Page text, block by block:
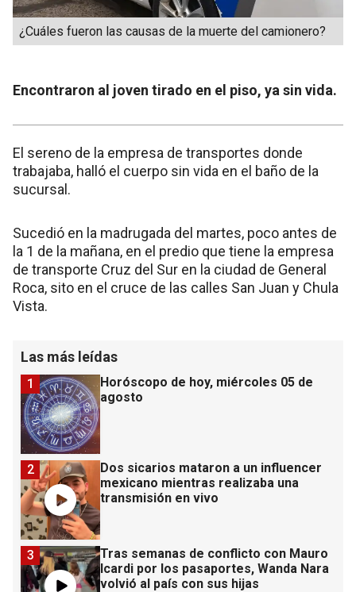
¿Cuáles fueron las causas de la muerte del camionero?
Encontraron al joven tirado en el piso, ya sin vida.
El sereno de la empresa de transportes donde
trabajaba, halló el cuerpo sin vida en el baño de la
sucursal.
Sucedió en la madrugada del martes, poco antes de
la 1 de la mañana, en el predio que tiene la empresa
de transporte Cruz del Sur en la ciudad de General
Roca, sito en el cruce de las calles San Juan y Chula
Vista.
Las más leídas
Horóscopo de hoy, miércoles 05 de
agosto
1
Dos sicarios mataron a un influencer
mexicano mientras realizaba una
transmisión en vivo
2
Tras semanas de conflicto con Mauro
Icardi por los pasaportes, Wanda Nara
volvió al país con sus hijas
3